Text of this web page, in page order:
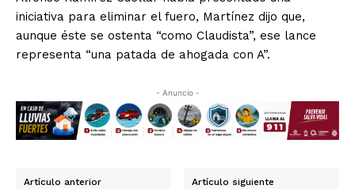
iniciativa para eliminar el fuero, Martínez dijo que,
aunque éste se ostenta “como Claudista”, ese lance
representa “una patada de ahogada con A”.
- Anuncio -
Artículo anterior Artículo siguiente